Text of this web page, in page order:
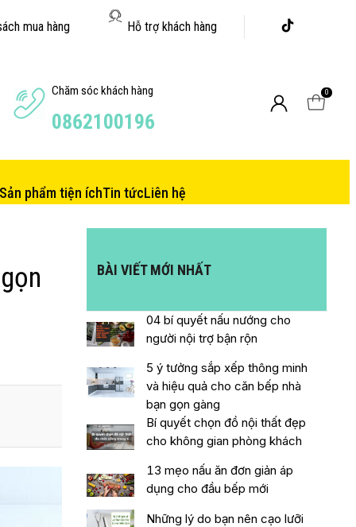
Hỗ trợ khách hàng
mua hàng
Chăm sóc khách hàng
0862100196
0
Sản phẩm tiện íchTin tứcLiên hệ
BÀI VIẾT MỚI NHẤT
04 bí quyết nấu nướng cho
người nội trợ bận rộn
5 ý tưởng sắp xếp thông minh
và hiệu quả cho căn bếp nhà
bạn gọn gàng
Bí quyết chọn đồ nội thất đẹp
cho không gian phòng khách
13 mẹo nấu ăn đơn giản áp
dụng cho đầu bếp mới
Những lý do bạn nên cạo lưỡi